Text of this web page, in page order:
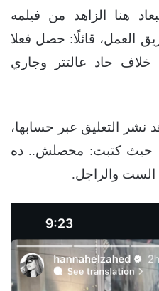
هنا الزاهد من فيلمه
العمل، قائلًا: حصل فعلا
خلاف حاد عالتتر وجاري
نشر التعليق عبر حسابها،
حيث كتبت: محصلش.. ده
الست والراجل.